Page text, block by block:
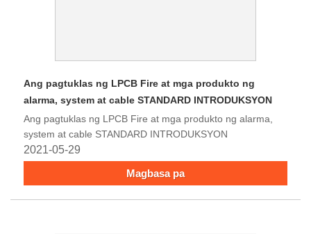
Ang pagtuklas ng LPCB Fire at mga produkto ng
alarma, system at cable STANDARD INTRODUKSYON
Ang pagtuklas ng LPCB Fire at mga produkto ng alarma,
system at cable STANDARD INTRODUKSYON
2021-05-29
Magbasa pa